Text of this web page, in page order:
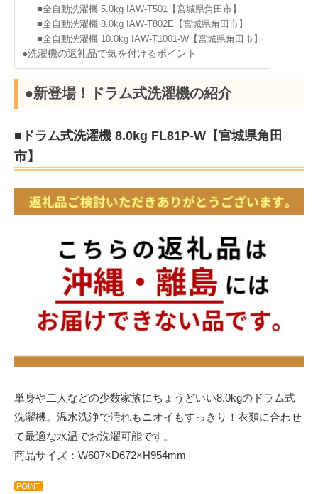
■全自動洗濯機 5.0kg IAW-T501【宮城県角田市】
■全自動洗濯機 8.0kg IAW-T802E【宮城県角田市】
■全自動洗濯機 10.0kg IAW-T1001-W【宮城県角田市】
●洗濯機の返礼品で気を付けるポイント
●新登場！ドラム式洗濯機の紹介
■ドラム式洗濯機 8.0kg FL81P-W【宮城県角田
市】
単身や二人などの少数家族にちょうどいい8.0kgのドラム式
洗濯機。温水洗浄で汚れもニオイもすっきり！衣類に合わせ
て最適な水温でお洗濯可能です。
商品サイズ：W607×D672×H954mm
POINT